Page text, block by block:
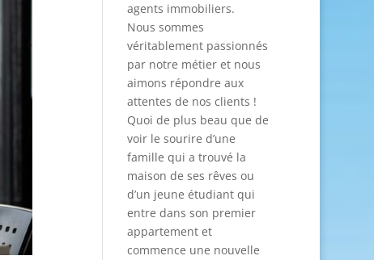
agents immobiliers.
Nous sommes
véritablement passionnés
par notre métier et nous
aimons répondre aux
attentes de nos clients !
Quoi de plus beau que de
voir le sourire d’une
famille qui a trouvé la
maison de ses rêves ou
d’un jeune étudiant qui
entre dans son premier
appartement et
commence une nouvelle